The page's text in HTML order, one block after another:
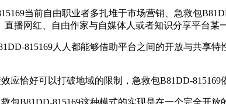
当前自由职业者多扎堆于市场营销、急救包
直播网红、自由作家与自媒体人或者知识分享平台
815169人人都能够借助平台之间的开放与共享特
恰好可以打破地域的限制，急救包B81DD-815169
B81DD-815169这种模式的实现是在一个完全开放